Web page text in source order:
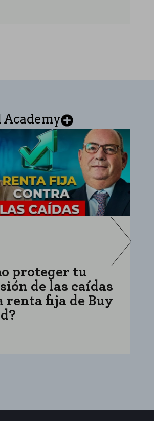
Academy
proteger tu
de las caídas
renta fija de Buy